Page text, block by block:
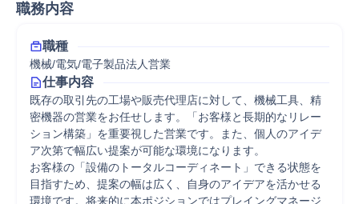
職務内容
職種
機械/電気/電子製品法人営業
仕事内容
既存の取引先の工場や販売代理店に対して、機械工具、精
密機器の営業をお任せします。「お客様と長期的なリレー
ション構築」を重要視した営業です。また、個人のアイデ
ア次第で幅広い提案が可能な環境になります。
お客様の「設備のトータルコーディネート」できる状態を
目指すため、提案の幅は広く、自身のアイデアを活かせる
環境です。将来的に本ポジションではプレイングマネージ